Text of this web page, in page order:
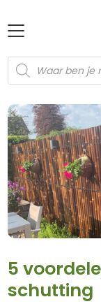
Producten
zoeken
5
schutting